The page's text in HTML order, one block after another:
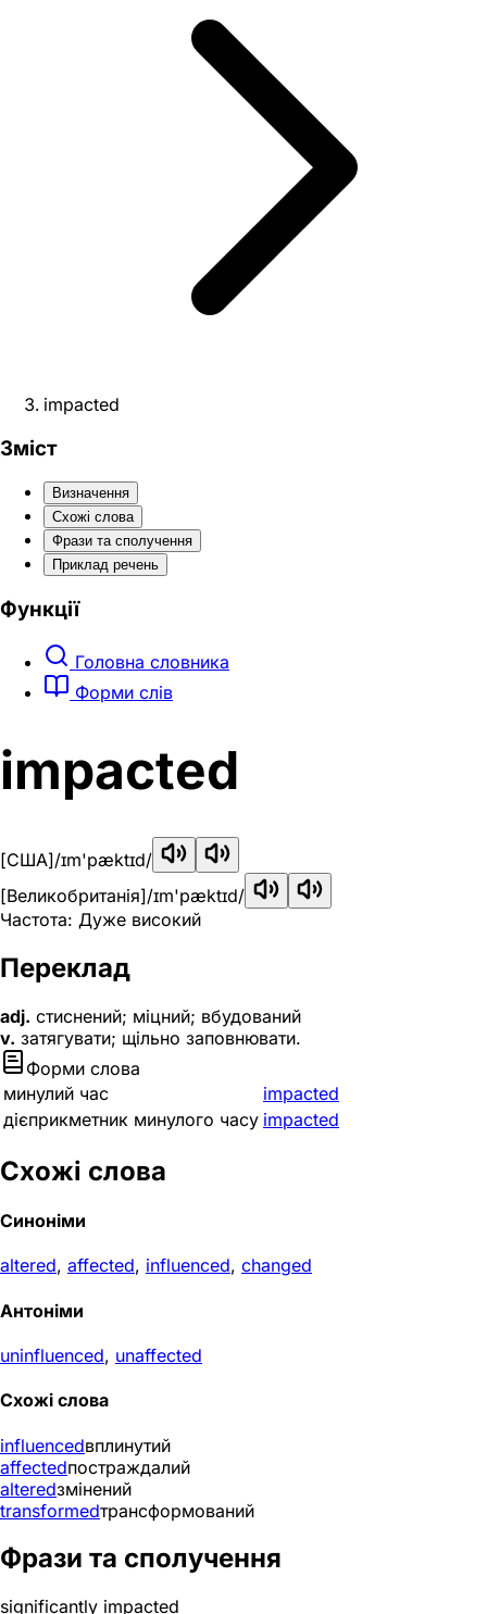
impacted
Зміст
Визначення
Схожі слова
Фрази та сполучення
Приклад речень
Функції
Головна словника
Форми слів
impacted
[США]/ɪm'pæktɪd/
[Великобританія]/ɪm'pæktɪd/
Частота: Дуже високий
Переклад
adj. стиснений; міцний; вбудований
v. затягувати; щільно заповнювати.
Форми слова
минулий час
impacted
дієприкметник минулого часу impacted
Схожі слова
Синоніми
altered, affected, influenced, changed
Антоніми
uninfluenced, unaffected
Схожі слова
influencedвплинутий
affectedпостраждалий
alteredзмінений
transformedтрансформований
Фрази та сполучення
significantly impacted